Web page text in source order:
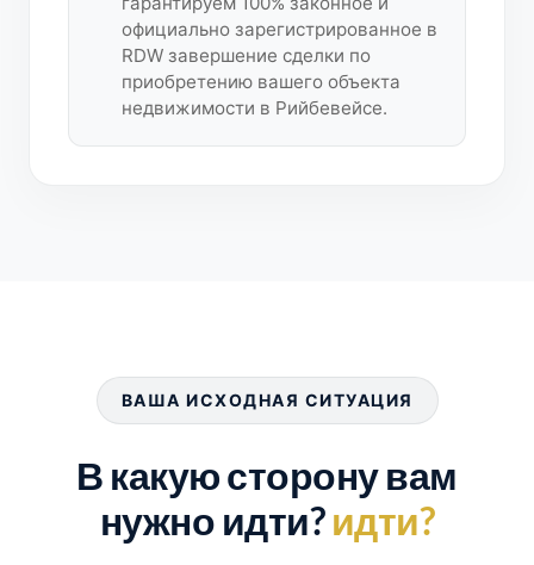
официально зарегистрированное в
RDW завершение сделки по
приобретению вашего объекта
недвижимости в Рийбевейсе.
ВАША ИСХОДНАЯ СИТУАЦИЯ
В какую сторону вам
нужно идти?идти?